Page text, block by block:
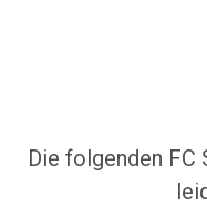
Die folgenden FC